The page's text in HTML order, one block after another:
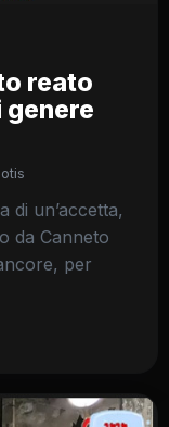
reato
genere
di un’accetta,
da Canneto
per